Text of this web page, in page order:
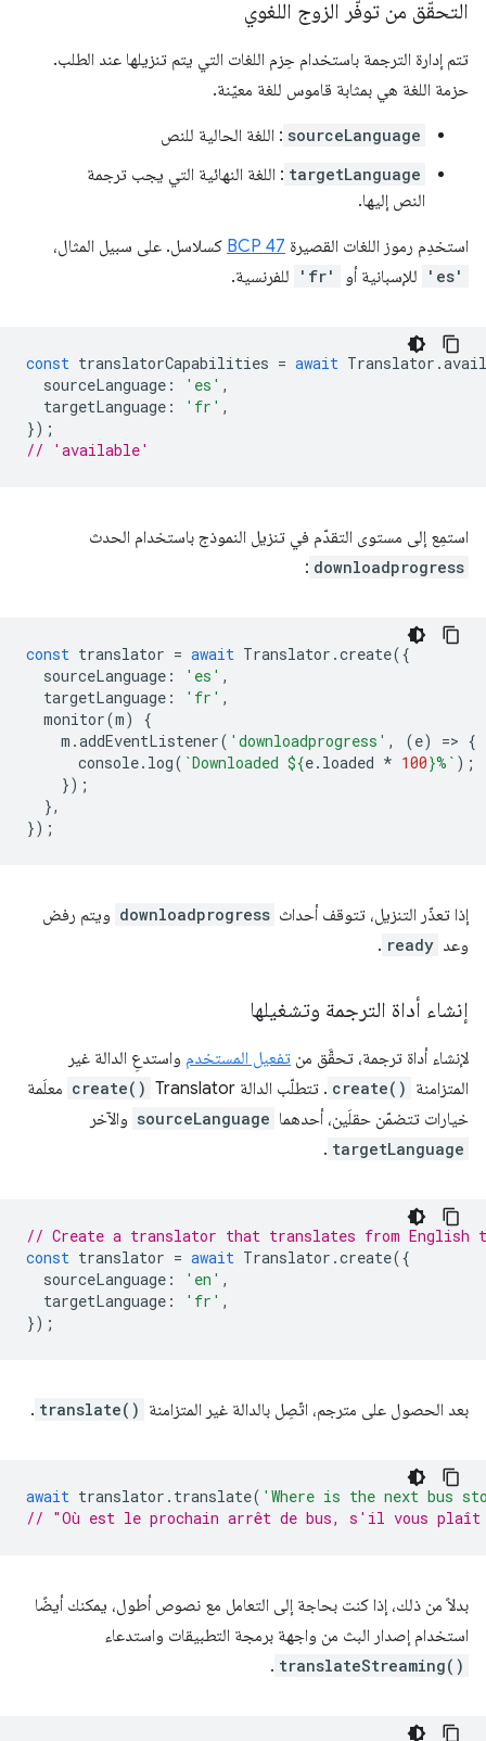
التحقّق من توفّر الزوج اللغوي
تتم إدارة الترجمة باستخدام حِزم اللغات التي يتم تنزيلها عند الطلب.
حزمة اللغة هي بمثابة قاموس للغة معيّنة.
sourceLanguage : اللغة الحالية للنص
targetLanguage : اللغة النهائية التي يجب ترجمة
النص إليها.
استخدِم رموز اللغات القصيرة BCP 47 كسلاسل. على سبيل المثال،
'es' للإسبانية أو 'fr' للفرنسية.
const translatorCapabilities = await Translator .
sourceLanguage : 'es' ,
targetLanguage : 'fr' ,
});
// 'available'
استمِع إلى مستوى التقدّم في تنزيل النموذج باستخدام الحدث
downloadprogress
:
const translator = await Translator .create({
sourceLanguage : 'es' ,
targetLanguage : 'fr' ,
monitor(m)
{
m .addEventListener( 'downloadprogress' , (e) => {
console. log( `Downloaded ${e. loaded * 100}%` );
});
},
});
إذا تعذّر التنزيل، تتوقف أحداث downloadprogress ويتم رفض
وعد ready
.
إنشاء أداة الترجمة وتشغيلها
لإنشاء أداة ترجمة، تحقَّق من تفعيل المستخدم واستدعِ الدالة غير
المتزامنة create() . تتطلّب الدالة Translator create() معلَمة
خيارات تتضمّن حقلَين، أحدهما sourceLanguage والآخر
targetLanguage
.
// Create a translator that translates from English
const translator = await Translator .create({
sourceLanguage : 'en' ,
targetLanguage : 'fr' ,
});
بعد الحصول على مترجم، اتّصِل بالدالة غير المتزامنة translate()
.
await translator . translate( 'Where is the next bus
// "Où est le prochain arrêt de bus, s'il vous
بدلاً من ذلك، إذا كنت بحاجة إلى التعامل مع نصوص أطول، يمكنك أيضًا
استخدام إصدار البث من واجهة برمجة التطبيقات واستدعاء
translateStreaming()
.